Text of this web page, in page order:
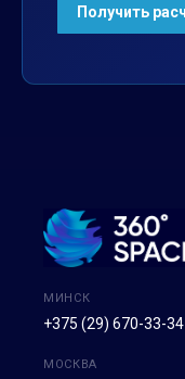
МИНСК
+375 (29) 670-33-34
МОСКВА